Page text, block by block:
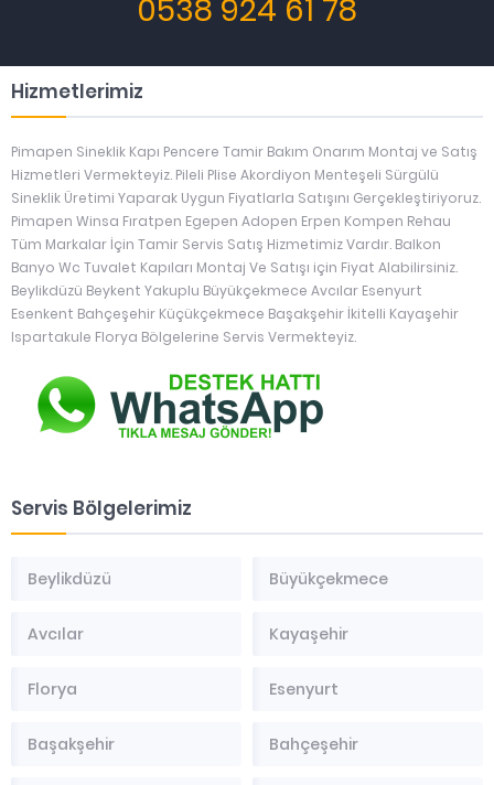
0538 924 61 78
Hizmetlerimiz
Pimapen Sineklik Kapı Pencere Tamir Bakım Onarım Montaj ve Satış
Hizmetleri Vermekteyiz. Pileli Plise Akordiyon Menteşeli Sürgülü
Sineklik Üretimi Yaparak Uygun Fiyatlarla Satışını Gerçekleştiriyoruz.
Pimapen Winsa Fıratpen Egepen Adopen Erpen Kompen Rehau
Tüm Markalar İçin Tamir Servis Satış Hizmetimiz Vardır. Balkon
Banyo Wc Tuvalet Kapıları Montaj Ve Satışı için Fiyat Alabilirsiniz.
Beylikdüzü Beykent Yakuplu Büyükçekmece Avcılar Esenyurt
Esenkent Bahçeşehir Küçükçekmece Başakşehir İkitelli Kayaşehir
Ispartakule Florya Bölgelerine Servis Vermekteyiz.
Servis Bölgelerimiz
Beylikdüzü Büyükçekmece
Avcılar Kayaşehir
Florya Esenyurt
Başakşehir Bahçeşehir